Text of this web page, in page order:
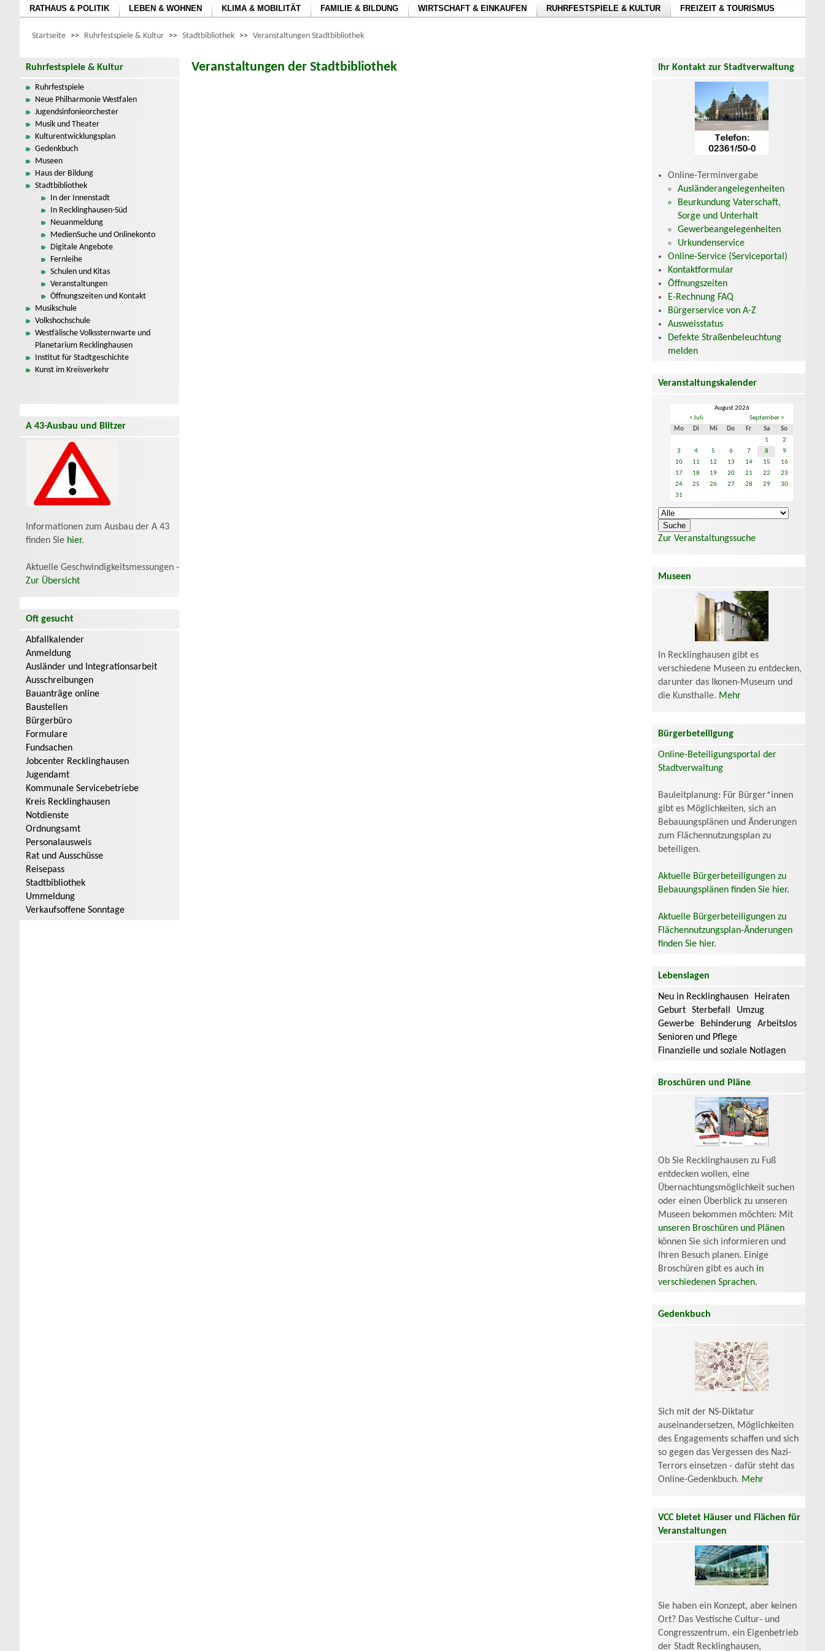
RATHAUS & POLITIK LEBEN & WOHNEN KLIMA & MOBILITÄT FAMILIE & BILDUNG WIRTSCHAFT & EINKAUFEN RUHRFESTSPIELE & KULTUR FREIZEIT & TOURISMUS
Startseite >> Ruhrfestspiele & Kultur >> Stadtbibliothek >> Veranstaltungen Stadtbibliothek
Ruhrfestspiele & Kultur
Ruhrfestspiele
Neue Philharmonie Westfalen
Jugendsinfonieorchester
Musik und Theater
Kulturentwicklungsplan
Gedenkbuch
Museen
Haus der Bildung
Stadtbibliothek
In der Innenstadt
In Recklinghausen-Süd
Neuanmeldung
MedienSuche und Onlinekonto
Digitale Angebote
Fernleihe
Schulen und Kitas
Veranstaltungen
Öffnungszeiten und Kontakt
Musikschule
Volkshochschule
Westfälische Volkssternwarte und
Planetarium Recklinghausen
Institut für Stadtgeschichte
Kunst im Kreisverkehr
A 43-Ausbau und Blitzer
Informationen zum Ausbau der A 43
finden Sie hier.
Aktuelle Geschwindigkeitsmessungen -
Zur Übersicht
Oft gesucht
Abfallkalender
Anmeldung
Ausländer und Integrationsarbeit
Ausschreibungen
Bauanträge online
Baustellen
Bürgerbüro
Formulare
Fundsachen
Jobcenter Recklinghausen
Jugendamt
Kommunale Servicebetriebe
Kreis Recklinghausen
Notdienste
Ordnungsamt
Personalausweis
Rat und Ausschüsse
Reisepass
Stadtbibliothek
Ummeldung
Verkaufsoffene Sonntage
Veranstaltungen der Stadtbibliothek Ihr Kontakt zur Stadtverwaltung
Online-Terminvergabe
Ausländerangelegenheiten
Beurkundung Vaterschaft,
Sorge und Unterhalt
Gewerbeangelegenheiten
Urkundenservice
Online-Service (Serviceportal)
Kontaktformular
Öffnungszeiten
E-Rechnung FAQ
Bürgerservice von A-Z
Ausweisstatus
Defekte Straßenbeleuchtung
melden
Veranstaltungskalender
August 2026
< Juli
September >
Mo
Di Mi Do Fr Sa
So
1
2
3
4 5 6 7 8
9
10
11 12 13 14 15
16
17
18 19 20 21 22
23
24
25 26 27 28 29
30
31
Zur Veranstaltungssuche
Museen
In Recklinghausen gibt es
verschiedene Museen zu entdecken,
darunter das Ikonen-Museum und
die Kunsthalle. Mehr
Bürgerbeteiligung
Online-Beteiligungsportal der
Stadtverwaltung
Bauleitplanung: Für Bürger*innen
gibt es Möglichkeiten, sich an
Bebauungsplänen und Änderungen
zum Flächennutzungsplan zu
beteiligen.
Aktuelle Bürgerbeteiligungen zu
Bebauungsplänen finden Sie hier.
Aktuelle Bürgerbeteiligungen zu
Flächennutzungsplan-Änderungen
finden Sie hier.
Lebenslagen
Neu in Recklinghausen
Heiraten
Geburt
Sterbefall
Umzug
Gewerbe
Behinderung
Arbeitslos
Senioren und Pflege
Finanzielle und soziale Notlagen
Broschüren und Pläne
Ob Sie Recklinghausen zu Fuß
entdecken wollen, eine
Übernachtungsmöglichkeit suchen
oder einen Überblick zu unseren
Museen bekommen möchten: Mit
unseren Broschüren und Plänen
können Sie sich informieren und
Ihren Besuch planen. Einige
Broschüren gibt es auch in
verschiedenen Sprachen.
Gedenkbuch
Sich mit der NS-Diktatur
auseinandersetzen, Möglichkeiten
des Engagements schaffen und sich
so gegen das Vergessen des Nazi-
Terrors einsetzen - dafür steht das
Online-Gedenkbuch. Mehr
VCC bietet Häuser und Flächen für
Veranstaltungen
Sie haben ein Konzept, aber keinen
Ort? Das Vestische Cultur- und
Congresszentrum, ein Eigenbetrieb
der Stadt Recklinghausen,